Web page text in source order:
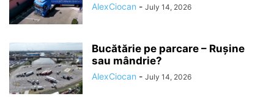
AlexCiocan - July 14, 2026
Bucătărie pe parcare – Rușine
sau mândrie?
AlexCiocan - July 14, 2026